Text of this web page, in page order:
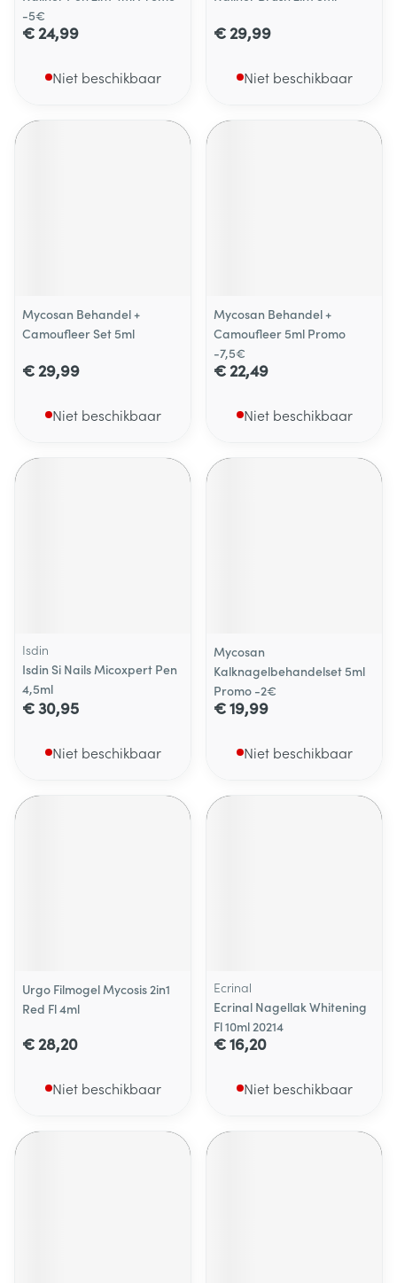
-5€
€ 24,99
Niet beschikbaar
€ 29,99
Niet beschikbaar
Mycosan Behandel +
Camoufleer Set 5ml
€ 29,99
Niet beschikbaar
Mycosan Behandel +
Camoufleer 5ml Promo
-7,5€
€ 22,49
Niet beschikbaar
Isdin
Isdin Si Nails Micoxpert Pen
4,5ml
€ 30,95
Niet beschikbaar
Mycosan
Kalknagelbehandelset 5ml
Promo -2€
€ 19,99
Niet beschikbaar
Urgo Filmogel Mycosis 2in1
Red Fl 4ml
€ 28,20
Niet beschikbaar
Ecrinal
Ecrinal Nagellak Whitening
Fl 10ml 20214
€ 16,20
Niet beschikbaar